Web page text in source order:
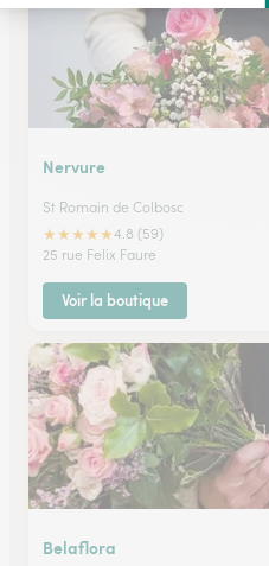
Nervure
St Romain de Colbosc
★★★★★4.8 (59)
25 rue Felix Faure
Voir la boutique
Belaflora